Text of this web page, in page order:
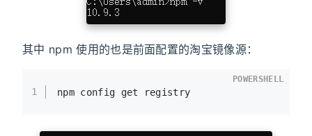
其中 npm 使用的也是前面配置的淘宝镜像源：
1 npm config get registry
POWERSHELL